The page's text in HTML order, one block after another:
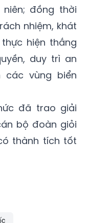
đồng thời
nhiệm, khát
hiện thắng
duy trì an
vùng biển
đã trao giải
bộ đoàn giỏi
thành tích tốt